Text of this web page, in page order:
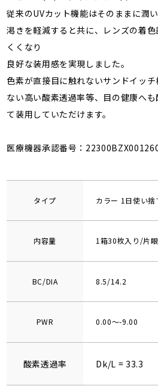
従来のUVカット機能はそのままに潤い
渇きを軽減すると共に、レンズの着
くくなり
良好な装用感を実現しました。
色素が直接目に触れないサンドイッ
ない高い酸素透過率等、目の健康へも
て装用していただけます。
医療機器承認番号：
タイプ カラー 1日使い
内容量 1箱30枚入り/片
BC/DIA 8.5/14.2
PWR 0.00～-9.00
酸素透過率 Dk/L = 33.3